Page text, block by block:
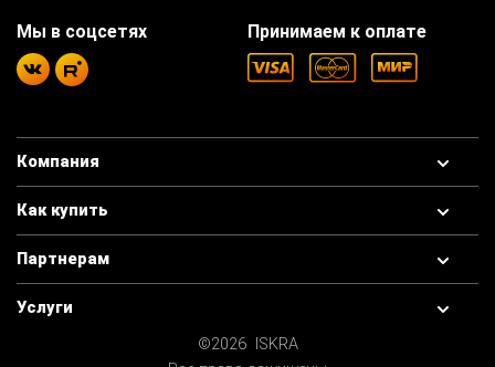
Компания
Как купить
Партнерам
Услуги
©2026 ISKRA
Принимаем к оплате
Мы в соцсетях